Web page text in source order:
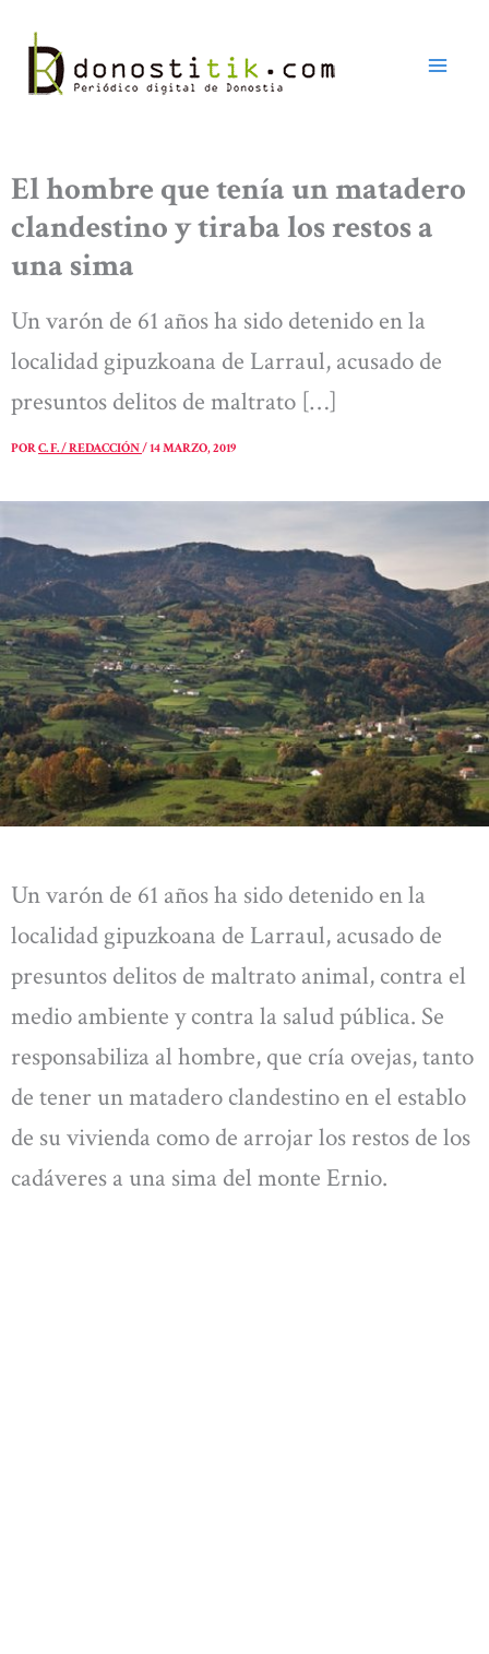
contenido
El hombre que tenía un matadero
clandestino y tiraba los restos a
una sima
Un varón de 61 años ha sido detenido en la
localidad gipuzkoana de Larraul, acusado de
presuntos delitos de maltrato […]
PORC. F. / REDACCIÓN/14 MARZO, 2019
Un varón de 61 años ha sido detenido en la
localidad gipuzkoana de Larraul, acusado de
presuntos delitos de maltrato animal, contra el
medio ambiente y contra la salud pública. Se
responsabiliza al hombre, que cría ovejas, tanto
de tener un matadero clandestino en el establo
de su vivienda como de arrojar los restos de los
cadáveres a una sima del monte Ernio.